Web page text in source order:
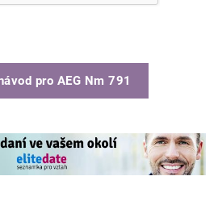
pro AEG Nm 791